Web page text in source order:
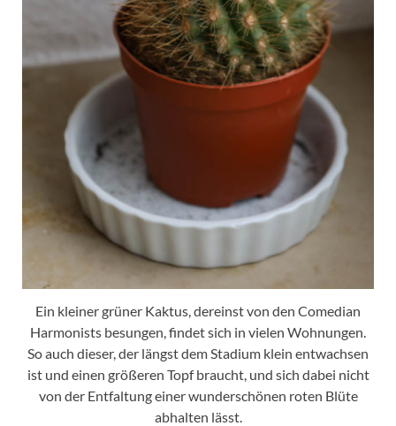
Ein kleiner grüner Kaktus, dereinst von den Comedian
Harmonists besungen, findet sich in vielen Wohnungen.
So auch dieser, der längst dem Stadium klein entwachsen
ist und einen größeren Topf braucht, und sich dabei nicht
von der Entfaltung einer wunderschönen roten Blüte
abhalten lässt.